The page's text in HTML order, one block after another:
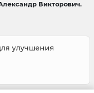
Викторович.
улучшения